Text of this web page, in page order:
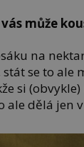
může
na
se to ale
si
ale dělá jen